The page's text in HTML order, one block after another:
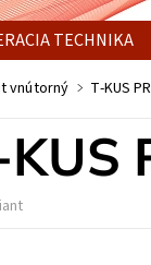
TECHNIKA
vnútorný T-KUS